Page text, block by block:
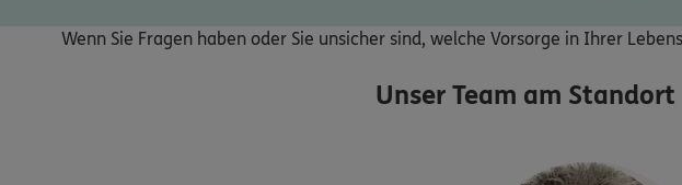
Wenn Sie Fragen haben oder Sie unsicher sind, welche Vorsorge in Ihrer
Unser Team am Standort